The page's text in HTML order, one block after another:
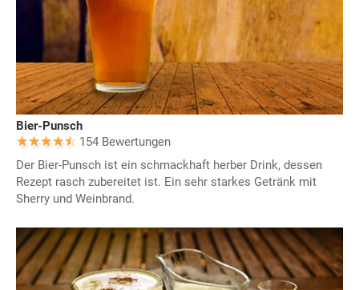
Bier-Punsch
154 Bewertungen
Der Bier-Punsch ist ein schmackhaft herber Drink, dessen
Rezept rasch zubereitet ist. Ein sehr starkes Getränk mit
Sherry und Weinbrand.